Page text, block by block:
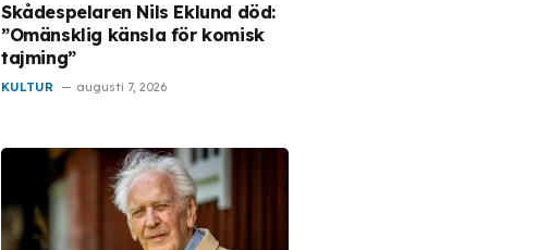
Skådespelaren Nils Eklund död:
”Omänsklig känsla för komisk
tajming”
KULTUR augusti 7, 2026